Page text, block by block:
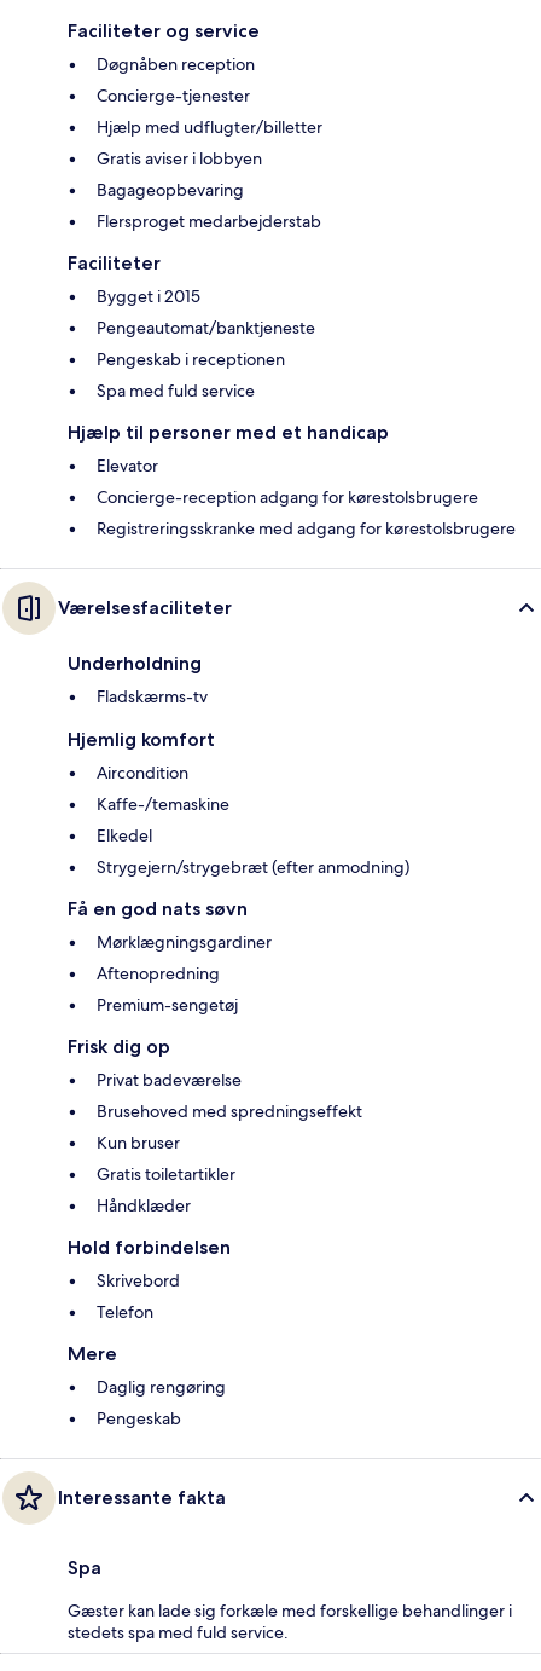
Faciliteter og service
Døgnåben reception
Concierge-tjenester
Hjælp med udflugter/billetter
Gratis aviser i lobbyen
Bagageopbevaring
Flersproget medarbejderstab
Faciliteter
Bygget i 2015
Pengeautomat/banktjeneste
Pengeskab i receptionen
Spa med fuld service
Hjælp til personer med et handicap
Elevator
Concierge-reception adgang for kørestolsbrugere
Registreringsskranke med adgang for kørestolsbrugere
Værelsesfaciliteter
Underholdning
Fladskærms-tv
Hjemlig komfort
Aircondition
Kaffe-/temaskine
Elkedel
Strygejern/strygebræt (efter anmodning)
Få en god nats søvn
Mørklægningsgardiner
Aftenopredning
Premium-sengetøj
Frisk dig op
Privat badeværelse
Brusehoved med spredningseffekt
Kun bruser
Gratis toiletartikler
Håndklæder
Hold forbindelsen
Skrivebord
Telefon
Mere
Daglig rengøring
Pengeskab
Interessante fakta
Spa
Gæster kan lade sig forkæle med forskellige behandlinger i
stedets spa med fuld service.